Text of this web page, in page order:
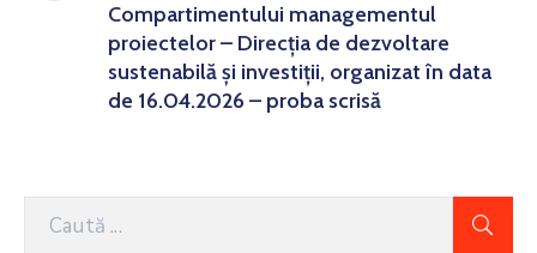
Compartimentului managementul
proiectelor – Direcția de dezvoltare
sustenabilă și investiții, organizat în data
de 16.04.2026 – proba scrisă